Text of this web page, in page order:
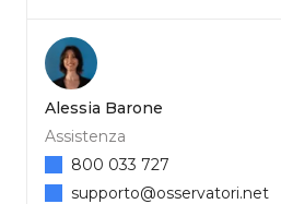
Alessia Barone
Assistenza
800 033 727
supporto@osservatori.net